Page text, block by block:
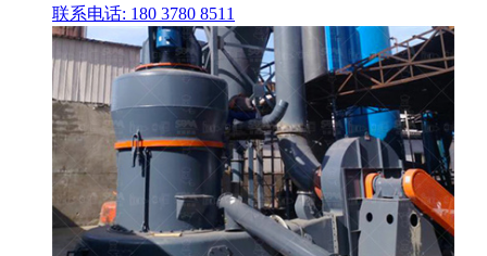
联系电话: 180 3780 8511